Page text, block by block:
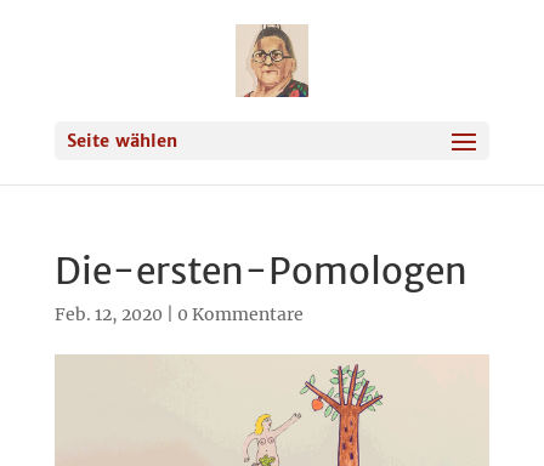
Seite wählen
Die-ersten-Pomologen
Feb. 12, 2020 0 Kommentare